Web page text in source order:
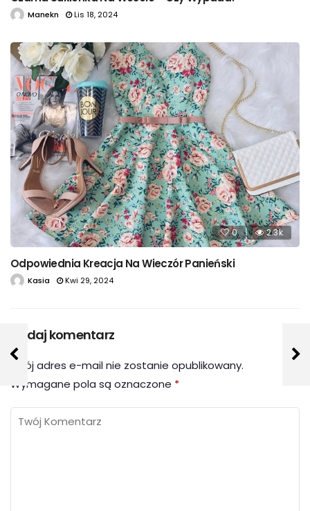
Manekn Lis 18, 2024
0 2.3k
Odpowiednia Kreacja Na Wieczór Panieński
Kasia Kwi 29, 2024
Dodaj komentarz
Twój adres e-mail nie zostanie opublikowany.
Wymagane pola są oznaczone *